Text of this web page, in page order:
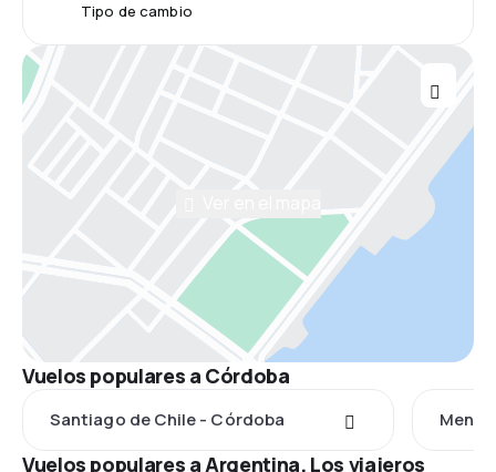
Tipo de cambio
Vuelos populares a Córdoba
Santiago de Chile - Córdoba
Vuelos populares a Argentina. Los viajeros